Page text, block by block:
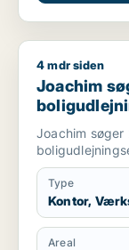
Joachim
4 mdr siden
Joachim
Joachim
Type
Kontor,
Areal